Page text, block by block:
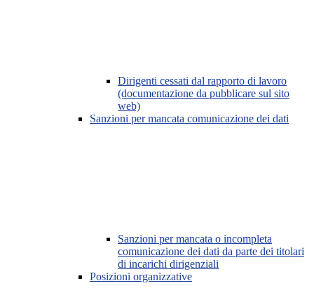
Dirigenti cessati dal rapporto di lavoro
(documentazione da pubblicare sul sito
web)
Sanzioni per mancata comunicazione dei dati
Sanzioni per mancata o incompleta
comunicazione dei dati da parte dei titolari
di incarichi dirigenziali
Posizioni organizzative